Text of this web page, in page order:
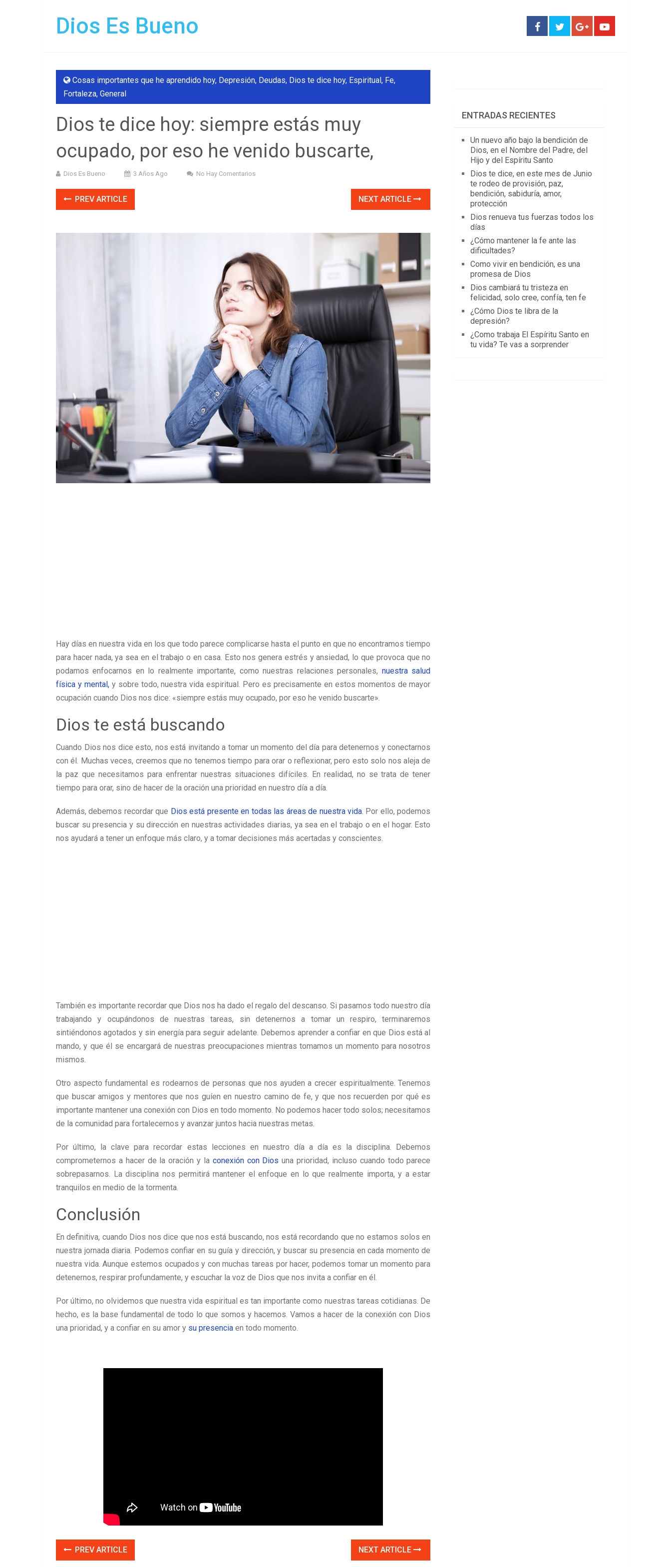
Dios Es Bueno
Cosas importantes que he aprendido hoy, Depresión, Deudas, Dios te dice hoy, Espiritual, Fe,
Fortaleza, General
Dios te dice hoy: siempre estás muy
ocupado, por eso he venido buscarte,
Dios Es Bueno 3 Años Ago No Hay Comentarios
PREV ARTICLE NEXT ARTICLE
Hay días en nuestra vida en los que todo parece complicarse hasta el punto en que no encontramos tiempo
para hacer nada, ya sea en el trabajo o en casa. Esto nos genera estrés y ansiedad, lo que provoca que no
podamos enfocarnos en lo realmente importante, como nuestras relaciones personales, nuestra salud
física y mental,y sobre todo, nuestra vida espiritual. Pero es precisamente en estos momentos de mayor
ocupación cuando Dios nos dice: «siempre estás muy ocupado, por eso he venido buscarte».
Dios te está buscando
Cuando Dios nos dice esto, nos está invitando a tomar un momento del día para detenernos y conectarnos
con él. Muchas veces, creemos que no tenemos tiempo para orar o reflexionar, pero esto solo nos aleja de
la paz que necesitamos para enfrentar nuestras situaciones difíciles. En realidad, no se trata de tener
tiempo para orar, sino de hacer de la oración una prioridad en nuestro día a día.
Además, debemos recordar que Dios está presente en todas las áreas de nuestra vida . Por ello, podemos
buscar su presencia y su dirección en nuestras actividades diarias, ya sea en el trabajo o en el hogar. Esto
nos ayudará a tener un enfoque más claro, y a tomar decisiones más acertadas y conscientes.
También es importante recordar que Dios nos ha dado el regalo del descanso. Si pasamos todo nuestro día
trabajando y ocupándonos de nuestras tareas, sin detenernos a tomar un respiro, terminaremos
sintiéndonos agotados y sin energía para seguir adelante. Debemos aprender a confiar en que Dios está al
mando, y que él se encargará de nuestras preocupaciones mientras tomamos un momento para nosotros
mismos.
Otro aspecto fundamental es rodearnos de personas que nos ayuden a crecer espiritualmente. Tenemos
que buscar amigos y mentores que nos guíen en nuestro camino de fe, y que nos recuerden por qué es
importante mantener una conexión con Dios en todo momento. No podemos hacer todo solos; necesitamos
de la comunidad para fortalecernos y avanzar juntos hacia nuestras metas.
Por último, la clave para recordar estas lecciones en nuestro día a día es la disciplina. Debemos
comprometernos a hacer de la oración y la conexión con Dios una prioridad, incluso cuando todo parece
sobrepasarnos. La disciplina nos permitirá mantener el enfoque en lo que realmente importa, y a estar
tranquilos en medio de la tormenta.
Conclusión
En definitiva, cuando Dios nos dice que nos está buscando, nos está recordando que no estamos solos en
nuestra jornada diaria. Podemos confiar en su guía y dirección, y buscar su presencia en cada momento de
nuestra vida. Aunque estemos ocupados y con muchas tareas por hacer, podemos tomar un momento para
detenernos, respirar profundamente, y escuchar la voz de Dios que nos invita a confiar en él.
Por último, no olvidemos que nuestra vida espiritual es tan importante como nuestras tareas cotidianas. De
hecho, es la base fundamental de todo lo que somos y hacemos. Vamos a hacer de la conexión con Dios
una prioridad, y a confiar en su amor y su presencia en todo momento.
PREV ARTICLE NEXT ARTICLE
ENTRADAS RECIENTES
Un nuevo año bajo la bendición de
Dios, en el Nombre del Padre, del
Hijo y del Espíritu Santo
Dios te dice, en este mes de Junio
te rodeo de provisión, paz,
bendición, sabiduría, amor,
protección
Dios renueva tus fuerzas todos los
días
¿Cómo mantener la fe ante las
dificultades?
Como vivir en bendición, es una
promesa de Dios
Dios cambiará tu tristeza en
felicidad, solo cree, confía, ten fe
¿Cómo Dios te libra de la
depresión?
¿Como trabaja El Espíritu Santo en
tu vida? Te vas a sorprender